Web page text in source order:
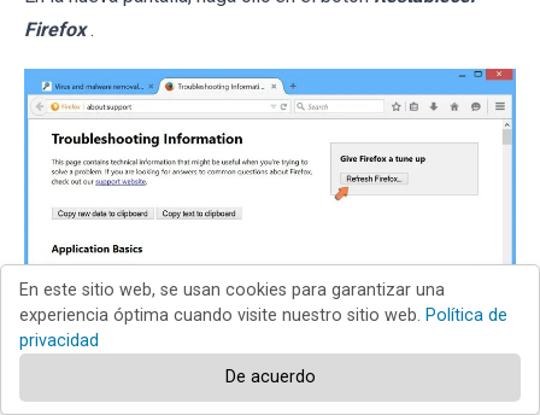
Firefox .
En la nueva ventana, confirme que desea restablecer la
configuración predeterminada de Mozilla Firefox haciendo
clic en el botónRestablecer .
En este sitio web, se usan cookies para garantizar una
experiencia óptima cuando visite nuestro sitio web. Política de
privacidad
De acuerdo